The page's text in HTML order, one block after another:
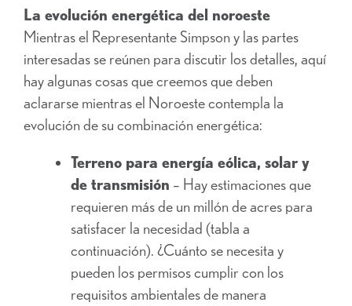
La evolución energética del noroeste
Mientras el Representante Simpson y las partes
interesadas se reúnen para discutir los detalles, aquí
hay algunas cosas que creemos que deben
aclararse mientras el Noroeste contempla la
evolución de su combinación energética:
Terreno para energía eólica, solar y
de transmisión – Hay estimaciones que
requieren más de un millón de acres para
satisfacer la necesidad (tabla a
continuación). ¿Cuánto se necesita y
pueden los permisos cumplir con los
requisitos ambientales de manera